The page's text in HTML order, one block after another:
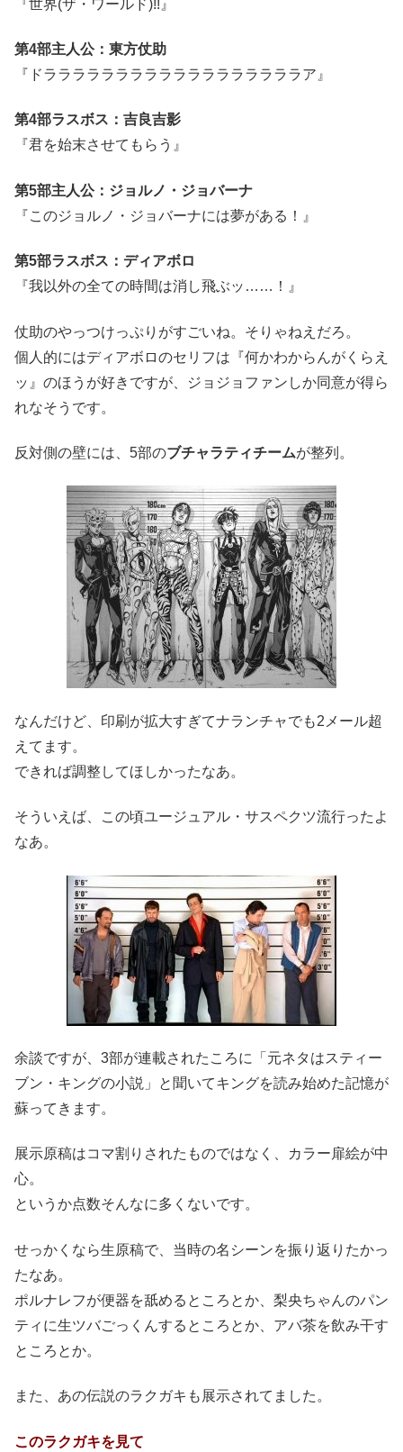
『世界(ザ・ワールド)!!』
第4部主人公：東方仗助
『ドララララララララララララララララララア』
第4部ラスボス：吉良吉影
『君を始末させてもらう』
第5部主人公：ジョルノ・ジョバーナ
『このジョルノ・ジョバーナには夢がある！』
第5部ラスボス：ディアボロ
『我以外の全ての時間は消し飛ぶッ……！』
仗助のやっつけっぷりがすごいね。そりゃねえだろ。
個人的にはディアボロのセリフは『何かわからんがくらえ
ッ』のほうが好きですが、ジョジョファンしか同意が得ら
れなそうです。
反対側の壁には、5部のブチャラティチームが整列。
なんだけど、印刷が拡大すぎてナランチャでも2メール超
えてます。
できれば調整してほしかったなあ。
そういえば、この頃ユージュアル・サスペクツ流行ったよ
なあ。
余談ですが、3部が連載されたころに「元ネタはスティー
ブン・キングの小説」と聞いてキングを読み始めた記憶が
蘇ってきます。
展示原稿はコマ割りされたものではなく、カラー扉絵が中
心。
というか点数そんなに多くないです。
せっかくなら生原稿で、当時の名シーンを振り返りたかっ
たなあ。
ポルナレフが便器を舐めるところとか、梨央ちゃんのパン
ティに生ツバごっくんするところとか、アバ茶を飲み干す
ところとか。
また、あの伝説のラクガキも展示されてました。
このラクガキを見て